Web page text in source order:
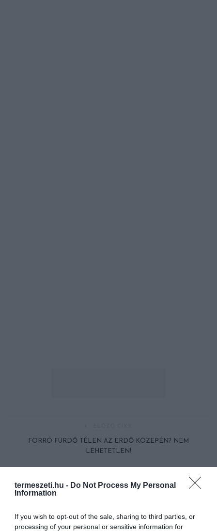
termeszeti.hu - Do Not Process My Personal
Information
If you wish to opt-out of the sale, sharing to third parties, or
processing of your personal or sensitive information for
FORRÓ FÜRDŐ TÉLEN AZ ERDŐ KÖZEPÉN? NEM
LEHETETLEN!
PRÁGA LEGSZŰKEBB UTCÁJA ANNYIRA KESKENY, HOGY